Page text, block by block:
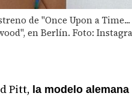
de "Once Upon a
en Berlín. Foto:
Pitt, la modelo